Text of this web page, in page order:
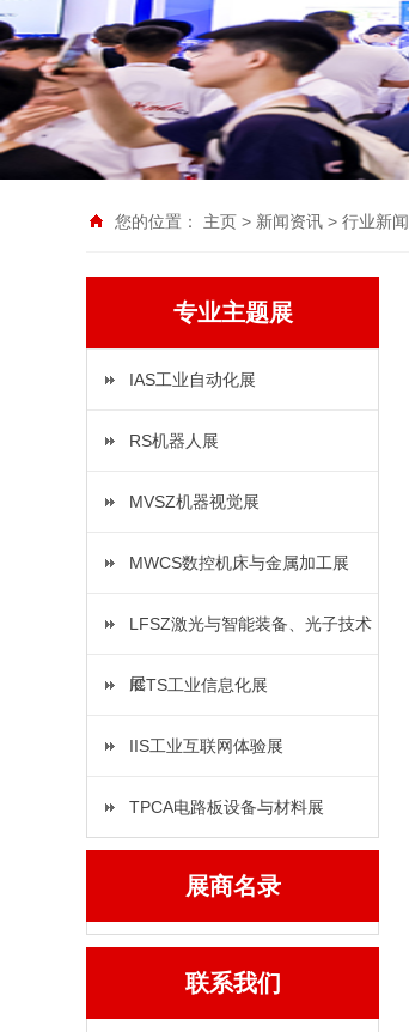
您的位置： 主页 > 新闻资讯 > 行业新闻
专业主题展
IAS工业自动化展
RS机器人展
MVSZ机器视觉展
MWCS数控机床与金属加工展
LFSZ激光与智能装备、光子技术
展
ICTS工业信息化展
IIS工业互联网体验展
TPCA电路板设备与材料展
展商名录
联系我们